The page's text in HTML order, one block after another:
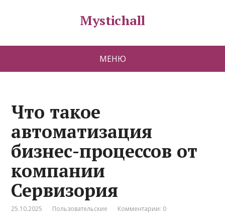
Mystichall
МЕНЮ
Что такое
автоматизация
бизнес-процессов от
компании
Сервизория
25.10.2025 Пользовательские Комментарии: 0